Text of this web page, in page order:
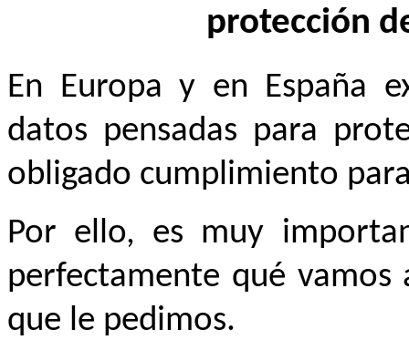
protección
En Europa y en España
datos pensadas para
obligado cumplimiento
Por ello, es muy
perfectamente qué vamos
que le pedimos.